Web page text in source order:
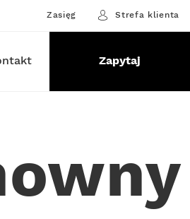
Zasięg Strefa klienta
Zapytaj